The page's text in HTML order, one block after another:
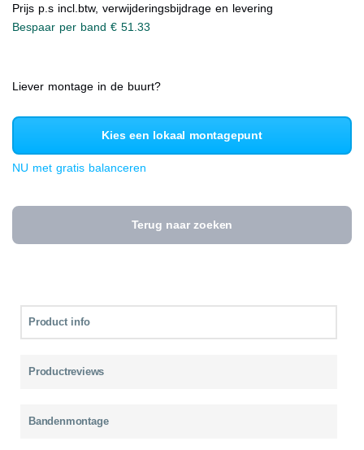
Prijs p.s incl.btw, verwijderingsbijdrage en levering
Bespaar per band € 51.33
Liever montage in de buurt?
Kies een lokaal montagepunt
NU met gratis balanceren
Terug naar zoeken
Product info
Productreviews
Bandenmontage